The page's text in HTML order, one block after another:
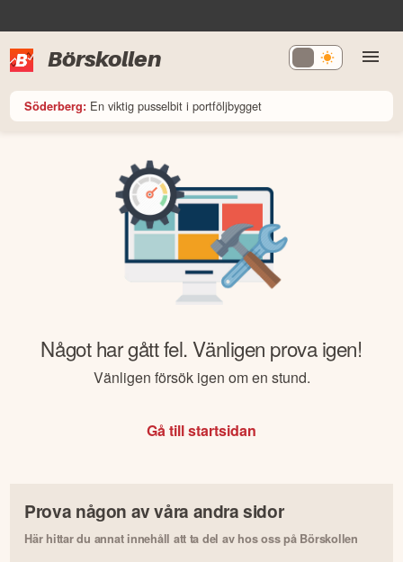
Börskollen
Söderberg: En viktig pusselbit i portföljbygget
Något har gått fel. Vänligen prova igen!
Vänligen försök igen om en stund.
Gå till startsidan
Prova någon av våra andra sidor
Här hittar du annat innehåll att ta del av hos oss på Börskollen